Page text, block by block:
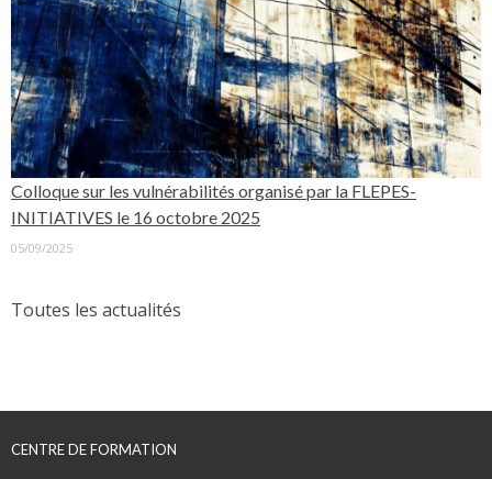
Colloque sur les vulnérabilités organisé par la FLEPES-
INITIATIVES le 16 octobre 2025
05/09/2025
Toutes les actualités
CENTRE DE FORMATION